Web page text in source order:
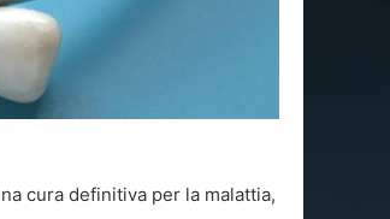
cura definitiva per la malattia,